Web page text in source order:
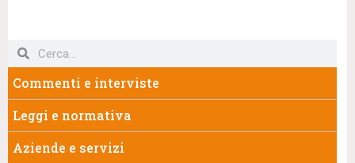
Commenti e interviste
Leggi e normativa
Aziende e servizi